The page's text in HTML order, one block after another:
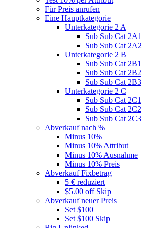
Für Preis anrufen
Eine Hauptkategorie
Unterkategorie 2 A
Sub Sub Cat 2A1
Sub Sub Cat 2A2
Unterkategorie 2 B
Sub Sub Cat 2B1
Sub Sub Cat 2B2
Sub Sub Cat 2B3
Unterkategorie 2 C
Sub Sub Cat 2C1
Sub Sub Cat 2C2
Sub Sub Cat 2C3
Abverkauf nach %
Minus 10%
Minus 10% Attribut
Minus 10% Ausnahme
Minus 10% Preis
Abverkauf Fixbetrag
5 € reduziert
$5.00 off Skip
Abverkauf neuer Preis
Set $100
Set $100 Skip